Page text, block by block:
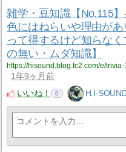
雑学・豆知識【No.115
色にはねらいや理由が
って得するけど知らな
の無い・ムダ知識】
https://hisound.blog.fc2.com/e/trivia-
1年9ヶ月前
いいね！
0 H.I-